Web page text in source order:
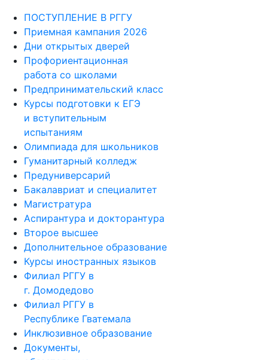
ПОСТУПЛЕНИЕ В РГГУ
Приемная кампания 2026
Дни открытых дверей
Профориентационная
работа со школами
Предпринимательский класс
Курсы подготовки к ЕГЭ
и вступительным
испытаниям
Олимпиада для школьников
Гуманитарный колледж
Предуниверсарий
Бакалавриат и специалитет
Магистратура
Аспирантура и докторантура
Второе высшее
Дополнительное образование
Курсы иностранных языков
Филиал РГГУ в
г. Домодедово
Филиал РГГУ в
Республике Гватемала
Инклюзивное образование
Документы,